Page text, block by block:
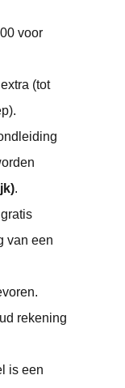
voor
(tot
.
van een
rekening
is een